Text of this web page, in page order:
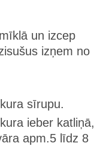
un izcep
izņem no
sīrupu.
ieber katliņā,
apm.5 līdz 8